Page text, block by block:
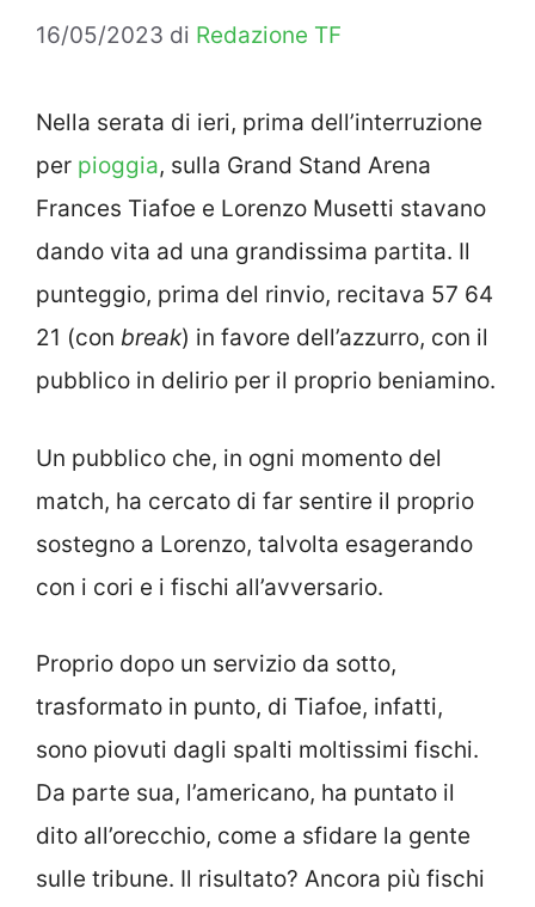
16/05/2023 di Redazione TF
Nella serata di ieri, prima dell’interruzione
per pioggia, sulla Grand Stand Arena
Frances Tiafoe e Lorenzo Musetti stavano
dando vita ad una grandissima partita. Il
punteggio, prima del rinvio, recitava 57 64
21 (con break) in favore dell’azzurro, con il
pubblico in delirio per il proprio beniamino.
Un pubblico che, in ogni momento del
match, ha cercato di far sentire il proprio
sostegno a Lorenzo, talvolta esagerando
con i cori e i fischi all’avversario.
Proprio dopo un servizio da sotto,
trasformato in punto, di Tiafoe, infatti,
sono piovuti dagli spalti moltissimi fischi.
Da parte sua, l’americano, ha puntato il
dito all’orecchio, come a sfidare la gente
sulle tribune. Il risultato? Ancora più fischi